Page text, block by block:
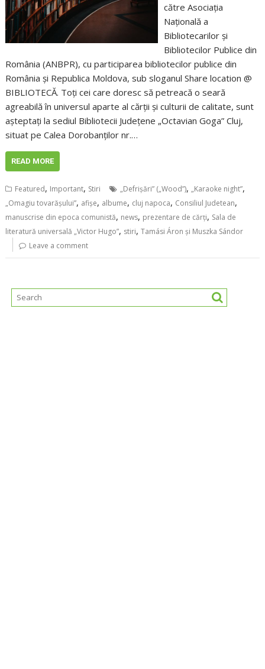
către Asociația
Națională a
Bibliotecarilor şi
Bibliotecilor Publice din
România (ANBPR), cu participarea bibliotecilor publice din
România și Republica Moldova, sub sloganul Share location @
BIBLIOTECĂ. Toți cei care doresc să petreacă o seară
agreabilă în universul aparte al cărții și culturii de calitate, sunt
așteptați la sediul Bibliotecii Județene „Octavian Goga” Cluj,
situat pe Calea Dorobanților nr.…
READ MORE
Featured, Important, Stiri „Defrișări” („Wood”), „Karaoke night”,
„Omagiu tovarășului”, afișe, albume, cluj napoca, Consiliul Judetean,
manuscrise din epoca comunistă, news, prezentare de cărți, Sala de
literatură universală „Victor Hugo”, stiri,Tamási Áron și Muszka Sándor
Leave a comment